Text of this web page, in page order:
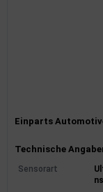
Einparts
Technische
Sensorart